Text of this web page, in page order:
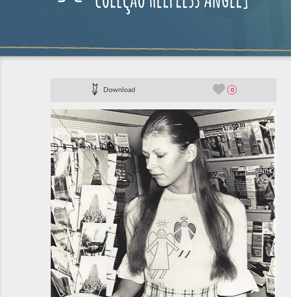
Download 0